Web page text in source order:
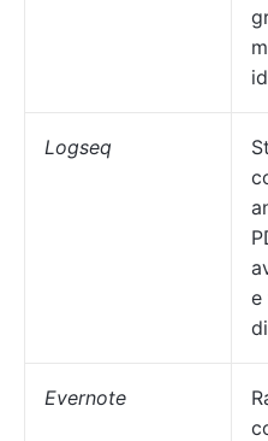
Logseq
e
Evernote